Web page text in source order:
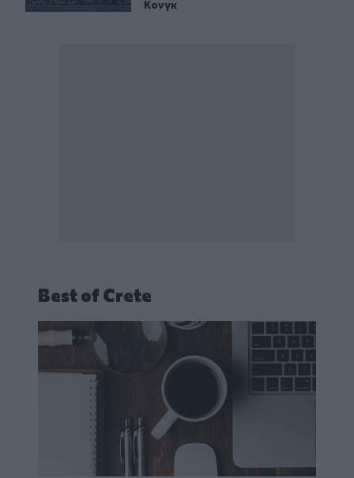
Κονγκ
Best of Crete